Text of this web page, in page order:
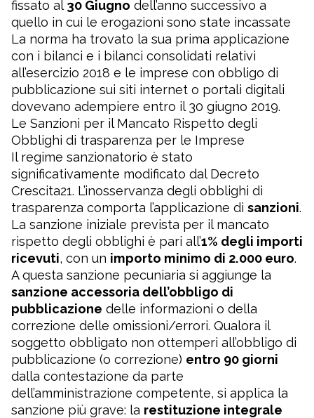
fissato al 30 Giugno dell’anno successivo a
quello in cui le erogazioni sono state incassate
La norma ha trovato la sua prima applicazione
con i bilanci e i bilanci consolidati relativi
all’esercizio 2018 e le imprese con obbligo di
pubblicazione sui siti internet o portali digitali
dovevano adempiere entro il 30 giugno 2019.
Le Sanzioni per il Mancato Rispetto degli
Obblighi di trasparenza per le Imprese
Il regime sanzionatorio è stato
significativamente modificato dal Decreto
Crescita21. L’inosservanza degli obblighi di
trasparenza comporta l’applicazione di sanzioni.
La sanzione iniziale prevista per il mancato
rispetto degli obblighi è pari all’1% degli importi
ricevuti, con un importo minimo di 2.000 euro.
A questa sanzione pecuniaria si aggiunge la
sanzione accessoria dell’obbligo di
pubblicazione delle informazioni o della
correzione delle omissioni/errori. Qualora il
soggetto obbligato non ottemperi all’obbligo di
pubblicazione (o correzione) entro 90 giorni
dalla contestazione da parte
dell’amministrazione competente, si applica la
sanzione più grave: la restituzione integrale